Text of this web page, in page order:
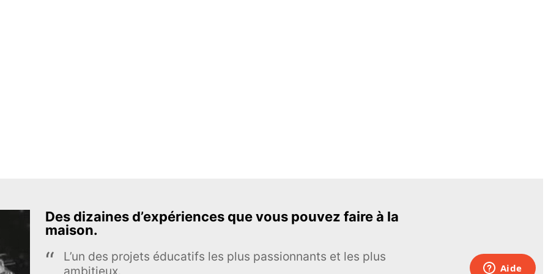
Des dizaines d’expériences que vous pouvez faire à la
maison.
L’un des projets éducatifs les plus passionnants et les plus
ambitieux.